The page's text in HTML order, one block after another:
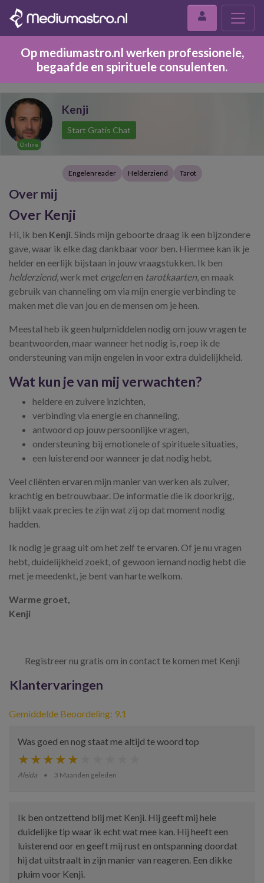
Op mediumastro.nl werken professionele,
begaafde en spirituele consulenten.
Online
Kenji
Start Gratis Chat
Engelenreader Helderziend Tarot
Over mij
Over Kenji
Hi, ik ben Kenji. Sinds mijn geboorte draag ik een bijzondere
gave, waar ik elke dag dankbaar voor ben. Hiermee kan ik je
helder en eerlijk bijstaan in jouw vraagstukken. Ik ben
helderziend, werk met engelen en tarotkaarten, en maak
gebruik van channeling om via mijn energie verbinding te
maken met die van jou en de mensen om je heen.
Meestal heb ik geen hulpmiddelen nodig om jouw vragen te
beantwoorden, maar wanneer het nodig is, roep ik de
ondersteuning van mijn engelen in voor extra duidelijkheid.
Wat kun je van mij verwachten?
heldere en zuivere inzichten,
verbinding via energie en channeling,
antwoord op jouw persoonlijke vragen,
ondersteuning bij emotionele of spirituele situaties,
een luisterend oor wanneer je dat nodig hebt.
Veel cliënten ervaren mijn manier van werken als zuiver,
krachtig en betrouwbaar. De informatie die ik doorkrijg,
blijkt vaak precies te zijn wat zij op dat moment nodig
hadden.
Ik nodig je graag uit om het zelf te ervaren. Of je nu vragen
hebt, duidelijkheid zoekt, of gewoon iemand nodig hebt die
met je meedenkt, je bent van harte welkom.
Warme groet,
Kenji
Registreer nu gratis om in contact te komen met Kenji
Klantervaringen
Gemiddelde Beoordeling: 9.1
Was goed en nog staat me altijd te woord top
Aleida 3 Maanden geleden
Ik ben ontzettend blij met Kenji. Hij geeft mij hele
duidelijke tip waar ik echt wat mee kan. Hij heeft een
luisterend oor en geeft mij rust en ontspanning doordat
hij dat uitstraalt in zijn manier van reageren. Een dikke
pluim voor Kenji.